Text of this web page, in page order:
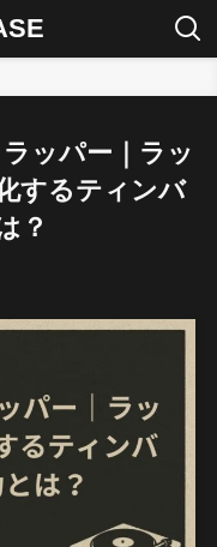
ッパー｜ラッ
するティンバ
？